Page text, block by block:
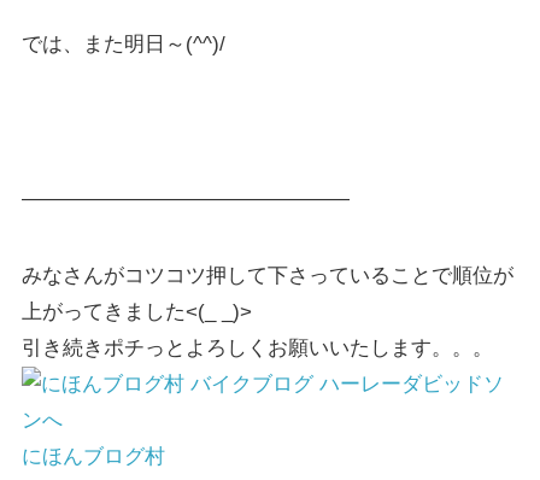
では、また明日～(^^)/
————————————————
みなさんがコツコツ押して下さっていることで順位が
上がってきました<(_ _)>
引き続きポチっとよろしくお願いいたします。。。
にほんブログ村